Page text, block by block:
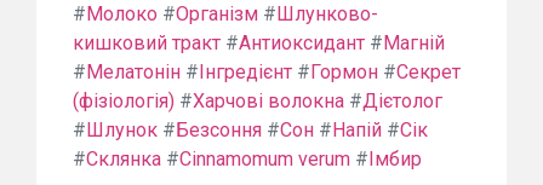
#Молоко #Організм #Шлунково-
кишковий тракт #Антиоксидант #Магній
#Мелатонін #Інгредієнт #Гормон #Секрет
(фізіологія) #Харчові волокна #Дієтолог
#Шлунок #Безсоння #Сон #Напій #Сік
#Склянка #Cinnamomum verum #Імбир